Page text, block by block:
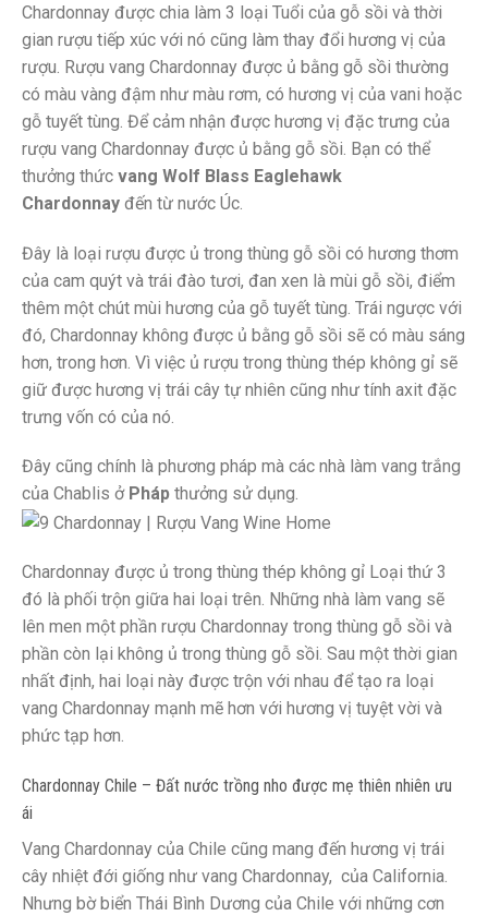
Chardonnay được chia làm 3 loại Tuổi của gỗ sồi và thời
gian rượu tiếp xúc với nó cũng làm thay đổi hương vị của
rượu. Rượu vang Chardonnay được ủ bằng gỗ sồi thường
có màu vàng đậm như màu rơm, có hương vị của vani hoặc
gỗ tuyết tùng. Để cảm nhận được hương vị đặc trưng của
rượu vang Chardonnay được ủ bằng gỗ sồi. Bạn có thể
thưởng thức vang Wolf Blass Eaglehawk
Chardonnay đến từ nước Úc.
Đây là loại rượu được ủ trong thùng gỗ sồi có hương thơm
của cam quýt và trái đào tươi, đan xen là mùi gỗ sồi, điểm
thêm một chút mùi hương của gỗ tuyết tùng. Trái ngược với
đó, Chardonnay không được ủ bằng gỗ sồi sẽ có màu sáng
hơn, trong hơn. Vì việc ủ rượu trong thùng thép không gỉ sẽ
giữ được hương vị trái cây tự nhiên cũng như tính axit đặc
trưng vốn có của nó.
Đây cũng chính là phương pháp mà các nhà làm vang trắng
của Chablis ở Pháp thưởng sử dụng.
Chardonnay được ủ trong thùng thép không gỉ Loại thứ 3
đó là phối trộn giữa hai loại trên. Những nhà làm vang sẽ
lên men một phần rượu Chardonnay trong thùng gỗ sồi và
phần còn lại không ủ trong thùng gỗ sồi. Sau một thời gian
nhất định, hai loại này được trộn với nhau để tạo ra loại
vang Chardonnay mạnh mẽ hơn với hương vị tuyệt vời và
phức tạp hơn.
Chardonnay Chile – Đất nước trồng nho được mẹ thiên nhiên ưu
ái
Vang Chardonnay của Chile cũng mang đến hương vị trái
cây nhiệt đới giống như vang Chardonnay, của California.
Nhưng bờ biển Thái Bình Dương của Chile với những cơn